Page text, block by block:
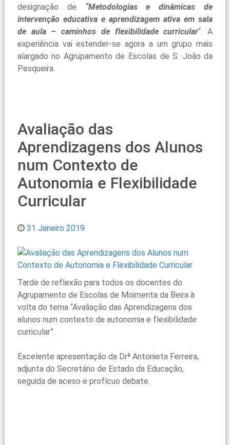
designação de “Metodologias e dinâmicas de
intervenção educativa e aprendizagem ativa em sala
de aula – caminhos de flexibilidade curricular“. A
experiência vai estender-se agora a um grupo mais
alargado no Agrupamento de Escolas de S. João da
Pesqueira.
Avaliação das
Aprendizagens dos Alunos
num Contexto de
Autonomia e Flexibilidade
Curricular
31 Janeiro 2019
Tarde de reflexão para todos os docentes do
Agrupamento de Escolas de Moimenta da Beira à
volta do tema “Avaliação das Aprendizagens dos
alunos num contexto de autonomia e flexibilidade
curricular”.
Excelente apresentação da Drª Antonieta Ferreira,
adjunta do Secretário de Estado da Educação,
seguida de aceso e profícuo debate.